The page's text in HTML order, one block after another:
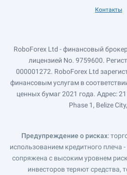
Контакты
RoboForex Ltd - финансовый
лицензией No. 9759600.
000001272. RoboForex Ltd
финансовым услугам в
ценных бумаг 2021 года. Адрес:
Phase 1, Belize
Предупреждение о рисках:
использованием кредитного плеча -
сопряжена с высоким уровнем
инвесторов теряют средства,